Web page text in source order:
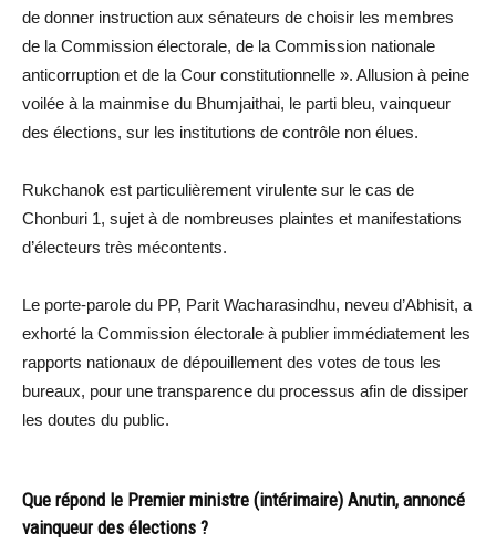
de donner instruction aux sénateurs de choisir les membres
de la Commission électorale, de la Commission nationale
anticorruption et de la Cour constitutionnelle ». Allusion à peine
voilée à la mainmise du Bhumjaithai, le parti bleu, vainqueur
des élections, sur les institutions de contrôle non élues.
Rukchanok est particulièrement virulente sur le cas de
Chonburi 1, sujet à de nombreuses plaintes et manifestations
d’électeurs très mécontents.
Le porte-parole du PP, Parit Wacharasindhu, neveu d’Abhisit, a
exhorté la Commission électorale à publier immédiatement les
rapports nationaux de dépouillement des votes de tous les
bureaux, pour une transparence du processus afin de dissiper
les doutes du public.
Que répond le Premier ministre (intérimaire) Anutin, annoncé
vainqueur des élections ?